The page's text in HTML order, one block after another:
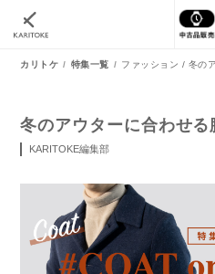
カリトケ 特集一覧 ファッション / 冬の
冬のアウターに合わせる
KARITOKE編集部